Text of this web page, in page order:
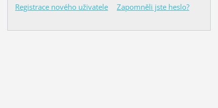
Registrace nového uživatele Zapomněli jste heslo?